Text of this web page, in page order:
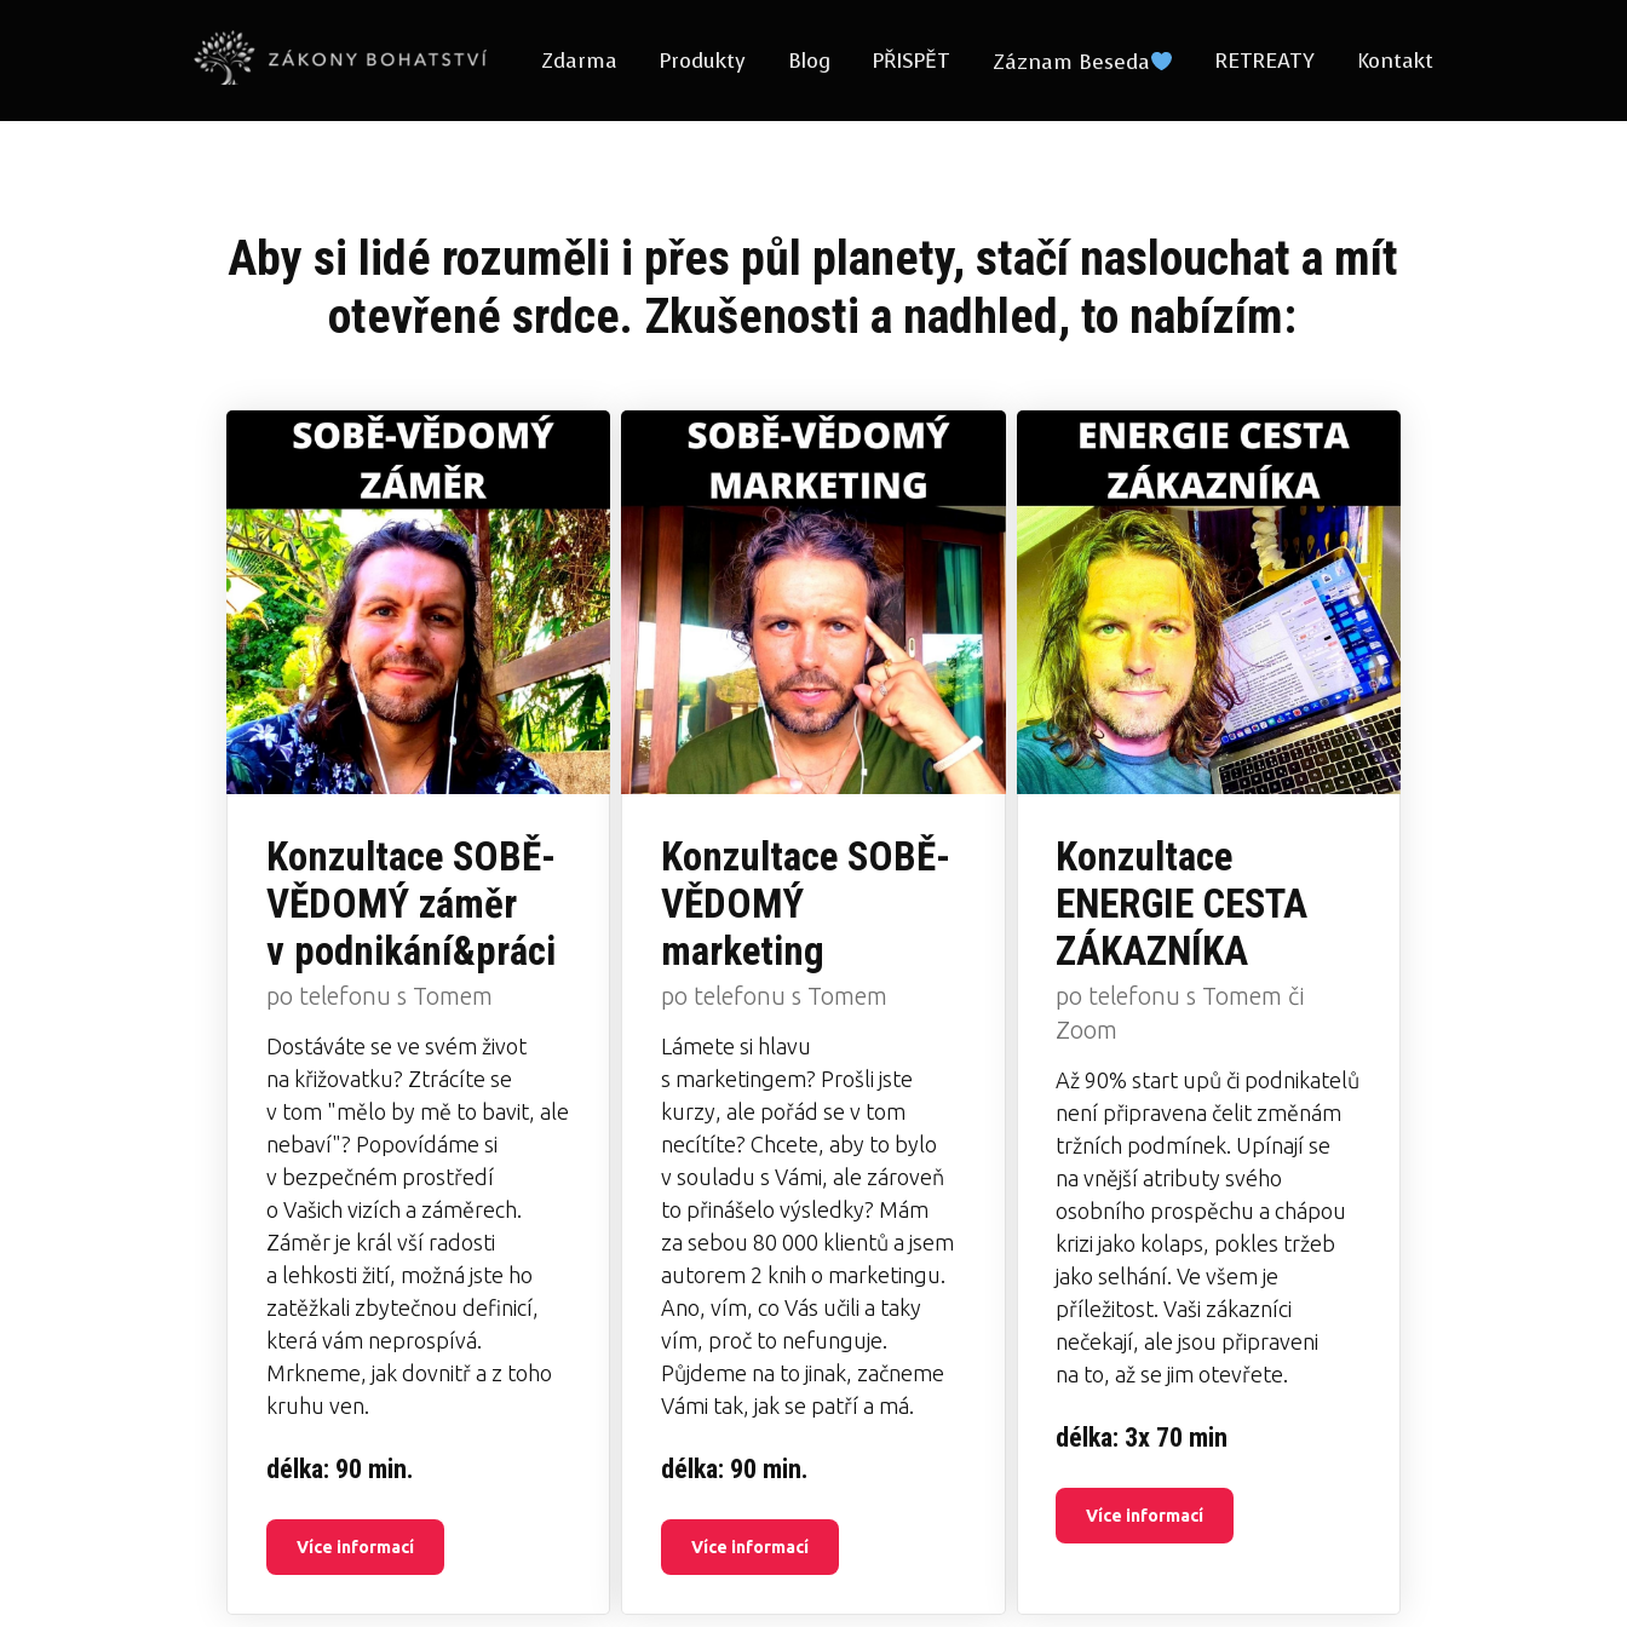
Zdarma Produkty Blog PŘISPĚT Záznam Beseda RETREATY Kontakt
Aby si lidé rozuměli i přes půl planety, stačí naslouchat a mít
otevřené srdce. Zkušenosti a nadhled, to nabízím:
Konzultace SOBĚ-
VĚDOMÝ záměr
v podnikání&práci
po telefonu s Tomem
Dostáváte se ve svém život
na křižovatku? Ztrácíte se
v tom "mělo by mě to bavit, ale
nebaví"? Popovídáme si
v bezpečném prostředí
o Vašich vizích a záměrech.
Záměr je král vší radosti
a lehkosti žití, možná jste ho
zatěžkali zbytečnou definicí,
která vám neprospívá.
Mrkneme, jak dovnitř a z toho
kruhu ven.
délka: 90 min.
Více informací
Konzultace SOBĚ-
VĚDOMÝ
marketing
po telefonu s Tomem
Lámete si hlavu
s marketingem? Prošli jste
kurzy, ale pořád se v tom
necítíte? Chcete, aby to bylo
v souladu s Vámi, ale zároveň
to přinášelo výsledky? Mám
za sebou 80 000 klientů a jsem
autorem 2 knih o marketingu.
Ano, vím, co Vás učili a taky
vím, proč to nefunguje.
Půjdeme na to jinak, začneme
Vámi tak, jak se patří a má.
délka: 90 min.
Více informací
Konzultace
ENERGIE CESTA
ZÁKAZNÍKA
po telefonu s Tomem či
Zoom
Až 90% start upů či podnikatelů
není připravena čelit změnám
tržních podmínek. Upínají se
na vnější atributy svého
osobního prospěchu a chápou
krizi jako kolaps, pokles tržeb
jako selhání. Ve všem je
příležitost. Vaši zákazníci
nečekají, ale jsou připraveni
na to, až se jim otevřete.
délka: 3x 70 min
Více informací